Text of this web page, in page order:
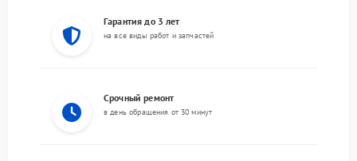
Гарантия до 3 лет
на все виды работ и запчастей
Срочный ремонт
в день обращения от 30 минут